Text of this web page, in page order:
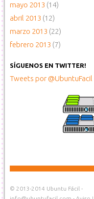
mayo 2013 (14)
abril 2013 (12)
marzo 2013 (22)
febrero 2013 (7)
SÍGUENOS EN TWITTER!
Tweets por @UbuntuFacil
© 2013-2014 Ubuntu Fácil -